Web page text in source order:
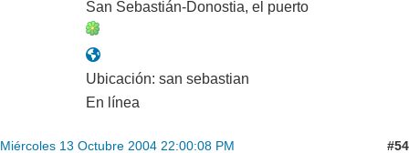
San Sebastián-Donostia, el puerto
Ubicación: san sebastian
En línea
Miércoles 13 Octubre 2004 22:00:08 PM #54